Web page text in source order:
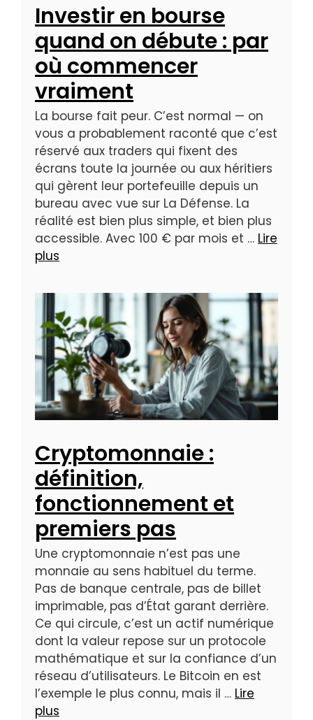
Investir en bourse
quand on débute : par
où commencer
vraiment
La bourse fait peur. C’est normal — on
vous a probablement raconté que c’est
réservé aux traders qui fixent des
écrans toute la journée ou aux héritiers
qui gèrent leur portefeuille depuis un
bureau avec vue sur La Défense. La
réalité est bien plus simple, et bien plus
accessible. Avec 100 € par mois et … Lire
plus
Cryptomonnaie :
définition,
fonctionnement et
premiers pas
Une cryptomonnaie n’est pas une
monnaie au sens habituel du terme.
Pas de banque centrale, pas de billet
imprimable, pas d’État garant derrière.
Ce qui circule, c’est un actif numérique
dont la valeur repose sur un protocole
mathématique et sur la confiance d’un
réseau d’utilisateurs. Le Bitcoin en est
l’exemple le plus connu, mais il … Lire
plus